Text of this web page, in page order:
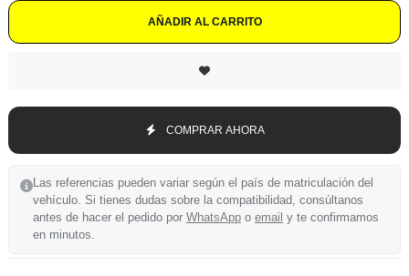
AÑADIR AL CARRITO
COMPRAR AHORA
Las referencias pueden variar según el país de matriculación del
vehículo. Si tienes dudas sobre la compatibilidad, consúltanos
antes de hacer el pedido por WhatsApp o email y te confirmamos
en minutos.